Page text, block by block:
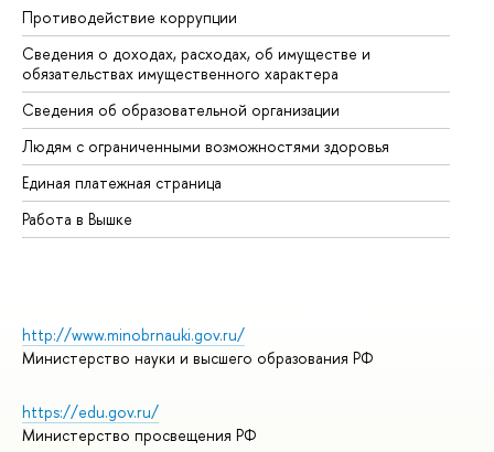
Противодействие коррупции
Сведения о доходах, расходах, об имуществе и
обязательствах имущественного характера
Сведения об образовательной организации
Людям с ограниченными возможностями здоровья
Единая платежная страница
Работа в Вышке
http://www.minobrnauki.gov.ru/
Министерство науки и высшего образования РФ
https://edu.gov.ru/
Министерство просвещения РФ